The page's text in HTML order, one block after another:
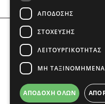
Αριθμός
COPYRIGHT ©
ΑΠΌΔΟΣΗΣ
ΣΤΌΧΕΥΣΗΣ
ΛΕΙΤΟΥΡΓΙΚΌΤΗΤΑΣ
ΜΗ ΤΑΞΙΝΟΜΗΜΈΝΑ
ΑΠΟΔΟΧΉ ΌΛΩΝ